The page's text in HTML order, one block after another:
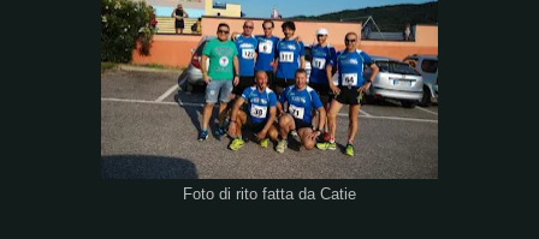
Foto di rito fatta da Catie